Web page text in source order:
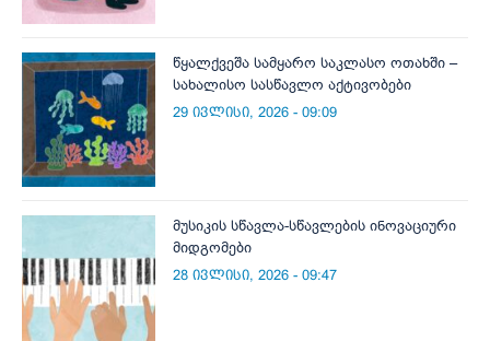
წყალქვეშა სამყარო საკლასო ოთახში –
სახალისო სასწავლო აქტივობები
29 ივლისი, 2026 - 09:09
მუსიკის სწავლა-სწავლების ინოვაციური
მიდგომები
28 ივლისი, 2026 - 09:47